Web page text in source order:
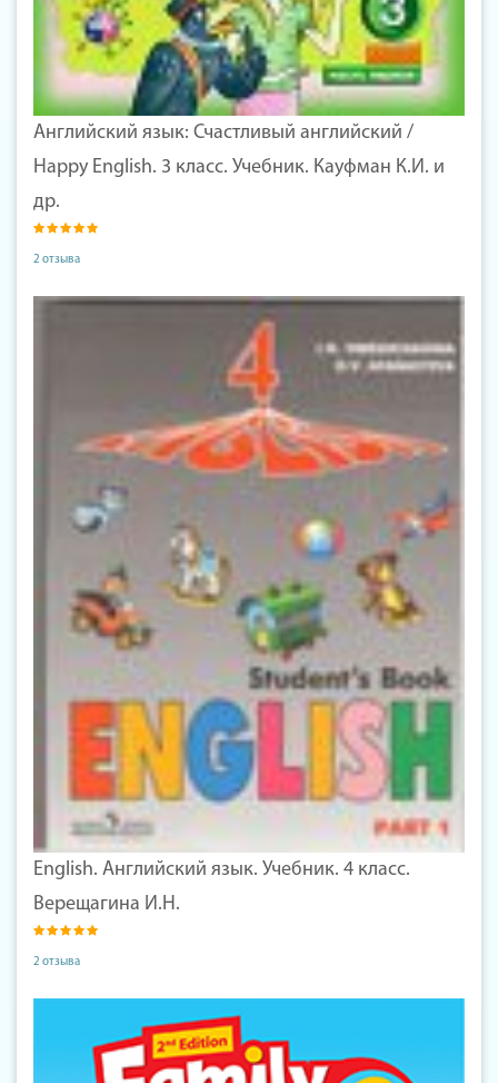
Английский язык: Счастливый английский /
Happy English. 3 класс. Учебник. Кауфман К.И. и
др.
2 отзыва
English. Английский язык. Учебник. 4 класс.
Верещагина И.Н.
2 отзыва